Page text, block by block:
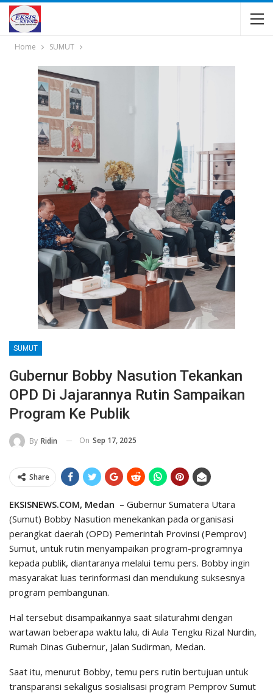
Home SUMUT
SUMUT
Gubernur Bobby Nasution Tekankan
OPD Di Jajarannya Rutin Sampaikan
Program Ke Publik
By Ridin On Sep 17, 2025
Share
EKSISNEWS.COM, Medan – Gubernur Sumatera Utara
(Sumut) Bobby Nasution menekankan pada organisasi
perangkat daerah (OPD) Pemerintah Provinsi (Pemprov)
Sumut, untuk rutin menyampaikan program-programnya
kepada publik, diantaranya melalui temu pers. Bobby ingin
masyarakat luas terinformasi dan mendukung suksesnya
program pembangunan.
Hal tersebut disampaikannya saat silaturahmi dengan
wartawan beberapa waktu lalu, di Aula Tengku Rizal Nurdin,
Rumah Dinas Gubernur, Jalan Sudirman, Medan.
Saat itu, menurut Bobby, temu pers rutin bertujuan untuk
transparansi sekaligus sosialisasi program Pemprov Sumut